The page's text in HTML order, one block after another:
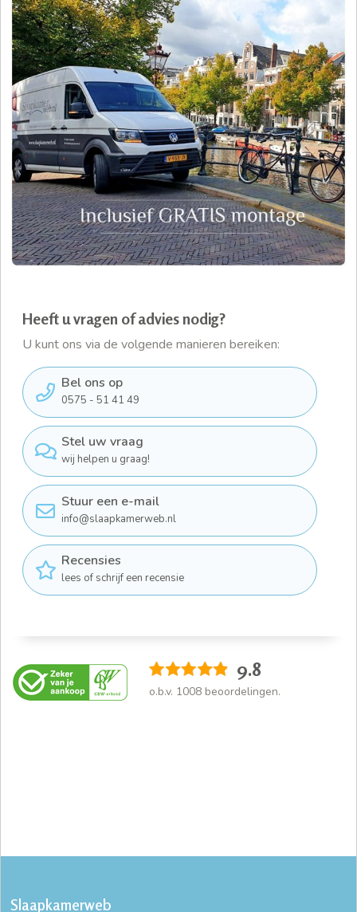
Heeft u vragen of advies nodig?
U kunt ons via de volgende manieren bereiken:
Bel ons op
0575 - 51 41 49
Stel uw vraag
wij helpen u graag!
Stuur een e-mail
info@slaapkamerweb.nl
Recensies
lees of schrijf een recensie
9.8
o.b.v. 1008 beoordelingen.
Slaapkamerweb